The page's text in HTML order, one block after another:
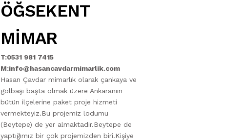
ÖĞSEKENT
MİMAR
T:0531 981 7415
M:info@hasancavdarmimarlik.com
Hasan Çavdar mimarlık olarak çankaya ve
gölbaşı başta olmak üzere Ankaranıın
bütün ilçelerine paket proje hizmeti
vermekteyiz.Bu projemiz lodumu
(Beytepe) de yer almaktadir.Beytepe de
yaptığımız bir çok projemizden biri.Kişiye